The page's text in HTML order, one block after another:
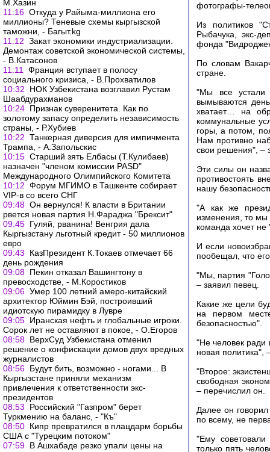
М.Хазин
11:16 Откуда у Райыма-миллиона его
миллионы? Теневые схемы кыргызской
таможни, - Багыт.kg
11:12 Закат экономики индустриализации.
Демонтаж советской экономической системы,
- В.Катасонов
11:11
Франция вступает в полосу
социального кризиса, - В.Прохватилов
10:32
НОК Узбекистана возглавил Рустам
Шаабдурахманов
10:24 Признак суверенитета. Как по
золотому запасу определить независимость
страны, - Р.Хубиев
10:22 Танкерная диверсия для импичмента
Трампа, - А.Запольскис
10:15 Старший зять Елбасы (Т.Кулибаев)
назначен "членом комиссии PASD"
Международного Олимпийского Комитета
10:12 Форум МГИМО в Ташкенте собирает
VIP-в со всего СНГ
09:48 Он вернулся! К власти в Британии
рвется новая партия Н.Фараджа "Брексит"
09:45 Гуляй, рванина! Венгрия дала
Кыргызстану льготный кредит - 50 миллионов
евро
09:43
КазПрезидент К.Токаев отмечает 66
день рождения
09:08 Пекин отказал Вашингтону в
превосходстве, - М.Коростиков
09:06 Умер 100 летний амеро-китайский
архитектор Юймин Бэй, построивший
идиотскую пирамидку в Лувре
09:05 Иранская нефть и глобальные игроки.
Сорок лет не оставляют в покое, - О.Егоров
08:58 ВерхСуд Узбекистана отменил
решение о конфискации домов двух вредных
журналистов
08:56 Будут бить, возможно - ногами... В
Кыргызстане приняли механизм
привлечения к ответственности экс-
президентов
08:53
Российский "Газпром" берет
Туркмению на баланс, - "Къ"
08:50 Кипр превратился в плацдарм борьбы
США с "Турецким потоком"
07:59 В Ашхабаде резко упали цены на
фотографы-
Из политиков
Рыбачука, экс-
фонда
По словам
стране.
"Мы все устали
вымываются
хватает… на
коммунальные
горы, а потом,
Нам противно
свои решения", –
Эти силы он
противостоять
нашу
"А как же
изменения, то мы
команда хочет
И если
пообещал, что
"Мы, партия
– заявил певец.
Какие же цели
на первом
безопасностью".
"Не человек ради
новая политика",
"Второе:
свободная
– перечислил он.
Далее он
по всему, не
"Ему
только пять